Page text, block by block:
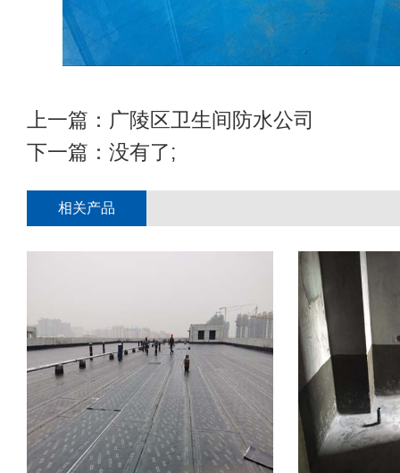
上一篇： 广陵区卫生间防水公司
下一篇：没有了;
相关产品